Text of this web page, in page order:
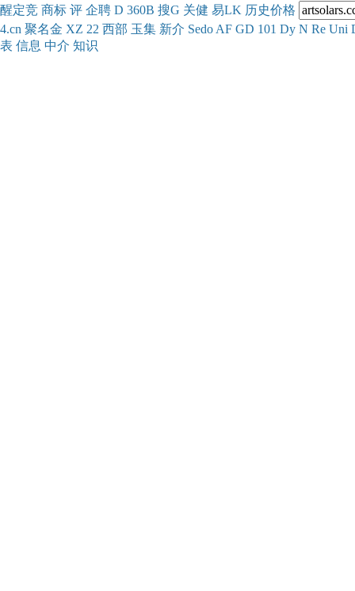
醒定竞 商标 评 企聘 D 360B 搜G 关健 易LK 历史价格
4.cn 聚名金 XZ 22 西部 玉集 新介 Sedo AF GD 101 Dy N Re Uni
表 信息 中介 知识